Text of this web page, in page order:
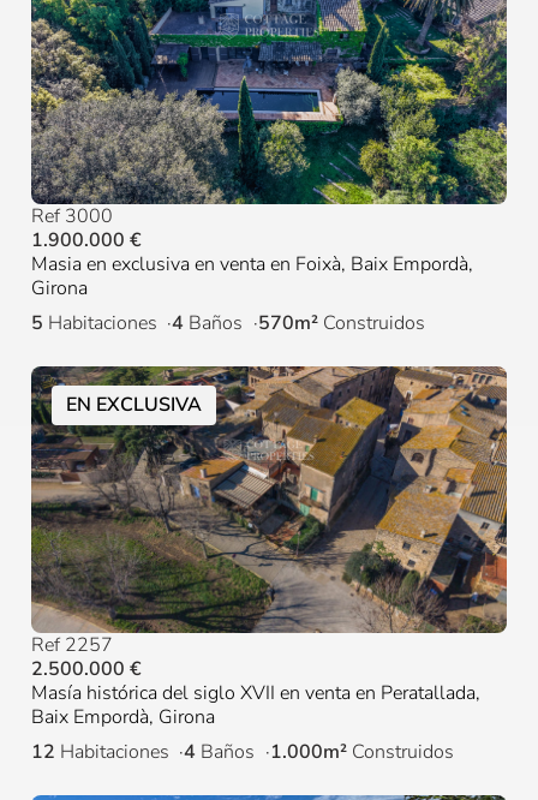
Ref 3000
1.900.000 €
Masia en exclusiva en venta en Foixà, Baix Empordà,
Girona
5 Habitaciones 4 Baños 570m² Construidos
EN EXCLUSIVA
Ref 2257
2.500.000 €
Masía histórica del siglo XVII en venta en Peratallada,
Baix Empordà, Girona
12 Habitaciones 4 Baños 1.000m² Construidos